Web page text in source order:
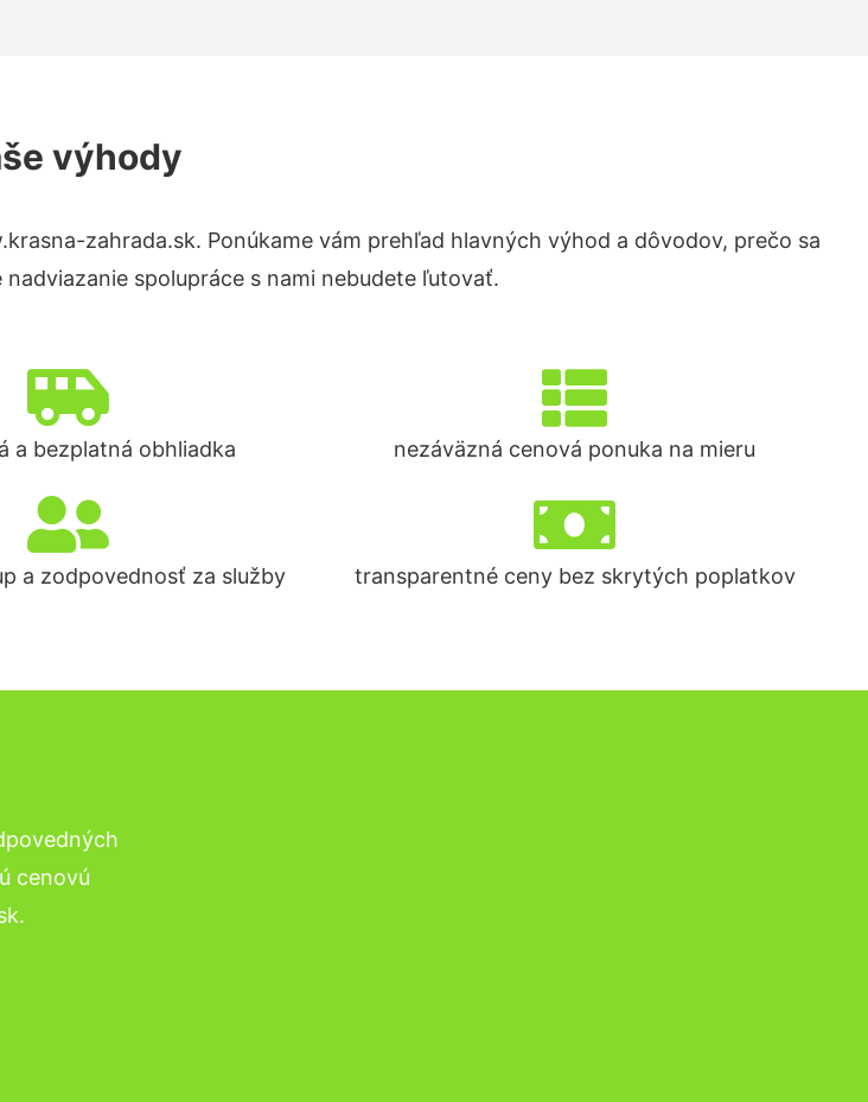
výhody
zahrada.sk. Ponúkame vám prehľad hlavných výhod a dôvodov, prečo sa
spolupráce s nami nebudete ľutovať.
a bezplatná obhliadka nezáväzná cenová ponuka na mieru
a zodpovednosť za služby transparentné ceny bez skrytých poplatkov
cenovú